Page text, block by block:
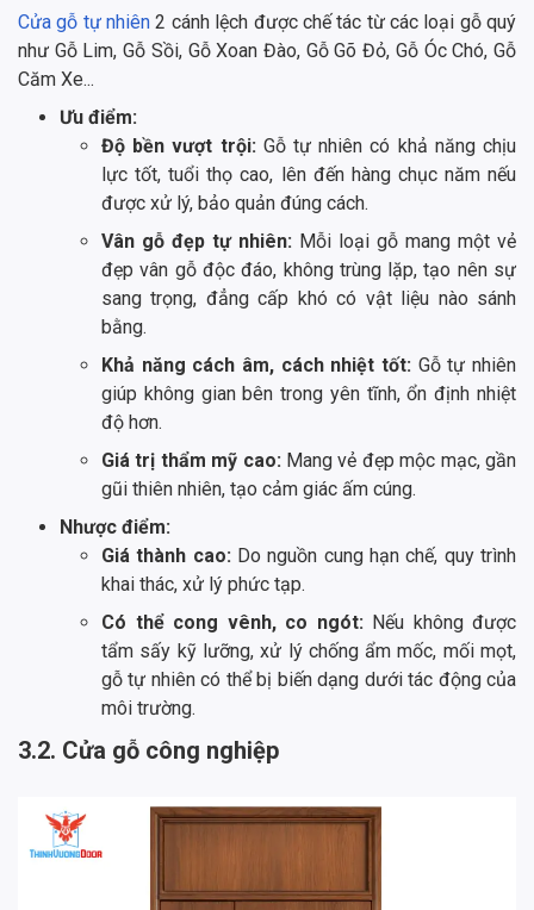
Cửa gỗ tự nhiên 2 cánh lệch được chế tác từ các loại gỗ quý
như Gỗ Lim, Gỗ Sồi, Gỗ Xoan Đào, Gỗ Gõ Đỏ, Gỗ Óc Chó, Gỗ
Căm Xe...
Ưu điểm:
Độ bền vượt trội: Gỗ tự nhiên có khả năng chịu
lực tốt, tuổi thọ cao, lên đến hàng chục năm nếu
được xử lý, bảo quản đúng cách.
Vân gỗ đẹp tự nhiên: Mỗi loại gỗ mang một vẻ
đẹp vân gỗ độc đáo, không trùng lặp, tạo nên sự
sang trọng, đẳng cấp khó có vật liệu nào sánh
bằng.
Khả năng cách âm, cách nhiệt tốt: Gỗ tự nhiên
giúp không gian bên trong yên tĩnh, ổn định nhiệt
độ hơn.
Giá trị thẩm mỹ cao: Mang vẻ đẹp mộc mạc, gần
gũi thiên nhiên, tạo cảm giác ấm cúng.
Nhược điểm:
Giá thành cao: Do nguồn cung hạn chế, quy trình
khai thác, xử lý phức tạp.
Có thể cong vênh, co ngót:Nếu không được
tẩm sấy kỹ lưỡng, xử lý chống ẩm mốc, mối mọt,
gỗ tự nhiên có thể bị biến dạng dưới tác động của
môi trường.
3.2. Cửa gỗ công nghiệp